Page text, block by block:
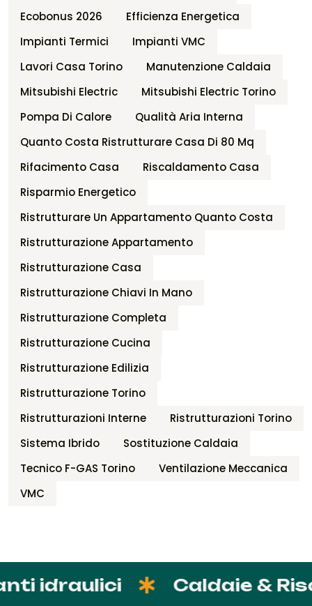
Ecobonus 2026
Efficienza Energetica
Impianti Termici
Impianti VMC
Lavori Casa Torino
Manutenzione Caldaia
Mitsubishi Electric
Mitsubishi Electric Torino
Pompa Di Calore
Qualità Aria Interna
Quanto Costa Ristrutturare Casa Di 80 Mq
Rifacimento Casa
Riscaldamento Casa
Risparmio Energetico
Ristrutturare Un Appartamento Quanto Costa
Ristrutturazione Appartamento
Ristrutturazione Casa
Ristrutturazione Chiavi In Mano
Ristrutturazione Completa
Ristrutturazione Cucina
Ristrutturazione Edilizia
Ristrutturazione Torino
Ristrutturazioni Interne
Ristrutturazioni Torino
Sistema Ibrido
Sostituzione Caldaia
Tecnico F-GAS Torino
Ventilazione Meccanica
VMC
idraulici Caldaie &